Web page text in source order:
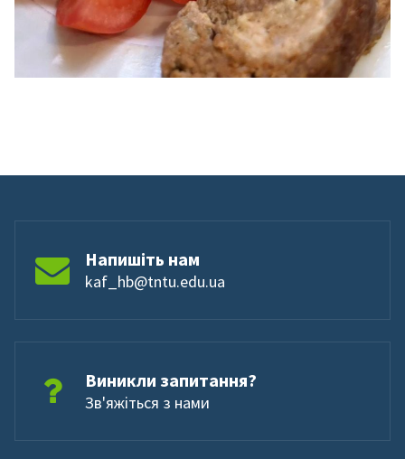
Напишіть нам
kaf_hb@tntu.edu.ua
Виникли запитання?
Зв'яжіться з нами